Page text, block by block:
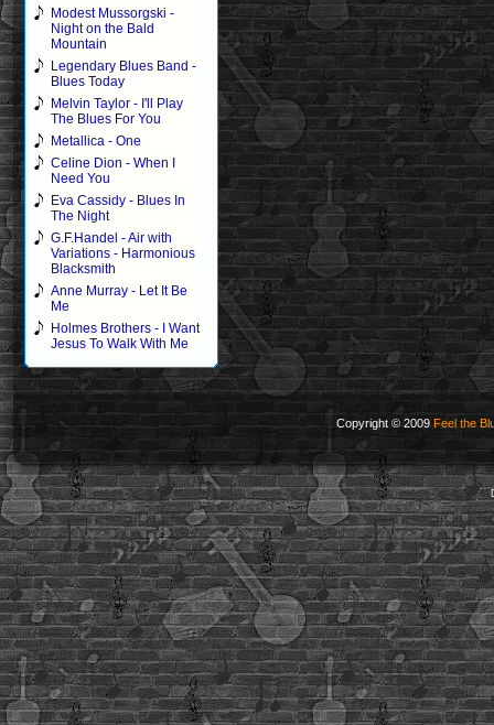
Modest Mussorgski -
Night on the Bald
Mountain
Legendary Blues Band -
Blues Today
Melvin Taylor - I'll Play
The Blues For You
Metallica - One
Celine Dion - When I
Need You
Eva Cassidy - Blues In
The Night
G.F.Handel - Air with
Variations - Harmonious
Blacksmith
Anne Murray - Let It Be
Me
Holmes Brothers - I Want
Jesus To Walk With Me
Copyright © 2009Feel the